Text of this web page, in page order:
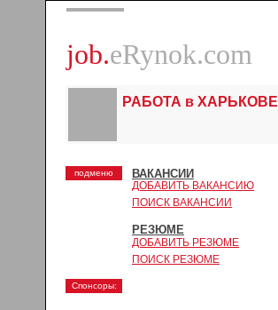
job.eRynok.com
РАБОТА в ХАРЬКОВЕ
подменю ВАКАНСИИ
ДОБАВИТЬ ВАКАНСИЮ
ПОИСК ВАКАНСИИ
РЕЗЮМЕ
ДОБАВИТЬ РЕЗЮМЕ
ПОИСК РЕЗЮМЕ
Спонсоры: